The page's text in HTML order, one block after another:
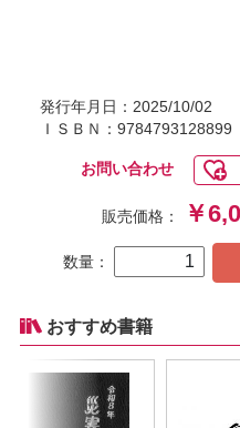
発行年月日：2025/10/02
ＩＳＢＮ：9784793128899
お問い合わせ
販売価格： ￥
数量：
おすすめ書籍